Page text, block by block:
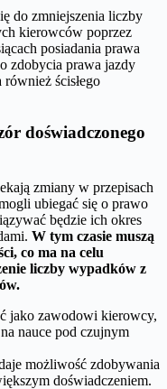
do zmniejszenia liczby
kierowców poprzez
posiadania prawa
zdobycia prawa jazdy
ścisłego
doświadczonego
zmiany w przepisach
ubiegać się o prawo
będzie ich okres
W tym czasie muszą
co ma na celu
liczby wypadków z
jako zawodowi kierowcy,
nauce pod czujnym
możliwość zdobywania
doświadczeniem.